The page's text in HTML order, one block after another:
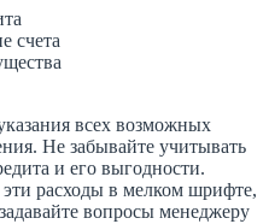
счета
всех возможных
Не забывайте учитывать
и его выгодности.
расходы в мелком шрифте,
вопросы менеджеру